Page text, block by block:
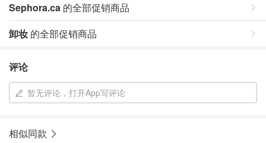
Sephora.ca 的全部促销商品
卸妆 的全部促销商品
评论
暂无评论，打开App写评论
相似同款